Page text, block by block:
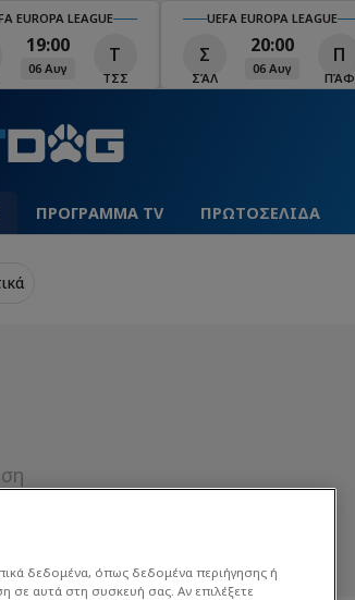
EUROPA LEAGUE
19:00
06 Αυγ
Τ
ΤΣΣ
UEFA EUROPA LEAGUE
Σ
ΣΆΛ
20:00
06 Αυγ
Π
ΠΆΦ
ΠΡΟΓΡΑΜΜΑ TV ΠΡΩΤΟΣΕΛΙΔΑ
δεδομένα, όπως δεδομένα περιήγησης ή
σε αυτά στη συσκευή σας. Αν επιλέξετε